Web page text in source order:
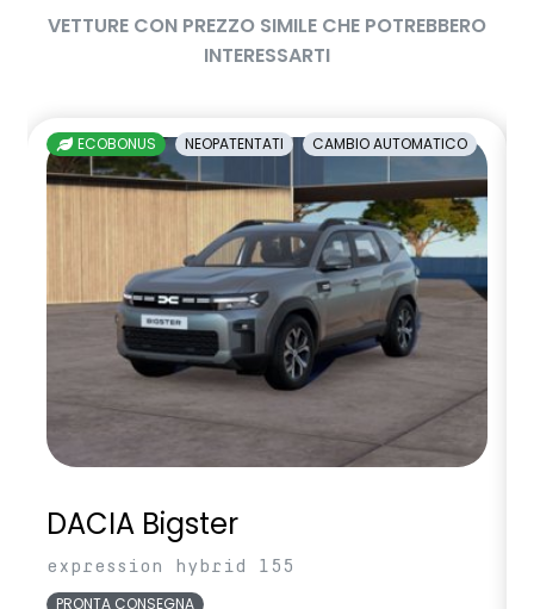
VETTURE CON PREZZO SIMILE CHE POTREBBERO
INTERESSARTI
ECOBONUS NEOPATENTATI CAMBIO AUTOMATICO
DACIA Bigster
expression hybrid 155
PRONTA CONSEGNA